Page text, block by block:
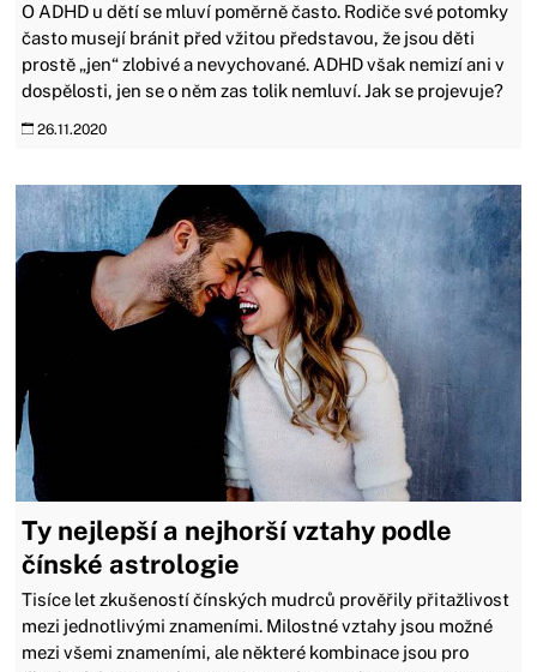
O ADHD u dětí se mluví poměrně často. Rodiče své potomky
často musejí bránit před vžitou představou, že jsou děti
prostě „jen“ zlobivé a nevychované. ADHD však nemizí ani v
dospělosti, jen se o něm zas tolik nemluví. Jak se projevuje?
26.11.2020
Ty nejlepší a nejhorší vztahy podle
čínské astrologie
Tisíce let zkušeností čínských mudrců prověřily přitažlivost
mezi jednotlivými znameními. Milostné vztahy jsou možné
mezi všemi znameními, ale některé kombinace jsou pro